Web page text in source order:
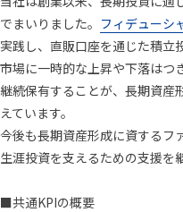
でまいりました。 フィデューシ
実践し、直販口座を通じた積立
市場に一時的な上昇や下落はつ
継続保有することが、長期資産
えています。
今後も長期資産形成に資するフ
生涯投資を支えるための支援を
■共通KPIの概要